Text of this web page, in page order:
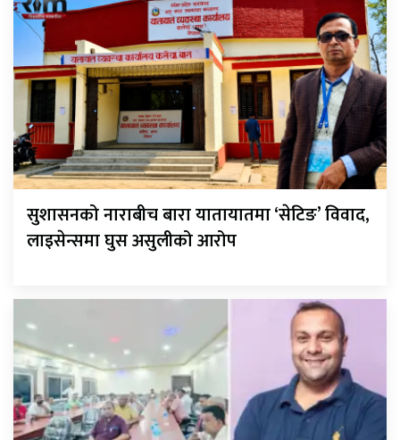
सुशासनको नाराबीच बारा यातायातमा ‘सेटिङ’ विवाद,
लाइसेन्समा घुस असुलीको आरोप